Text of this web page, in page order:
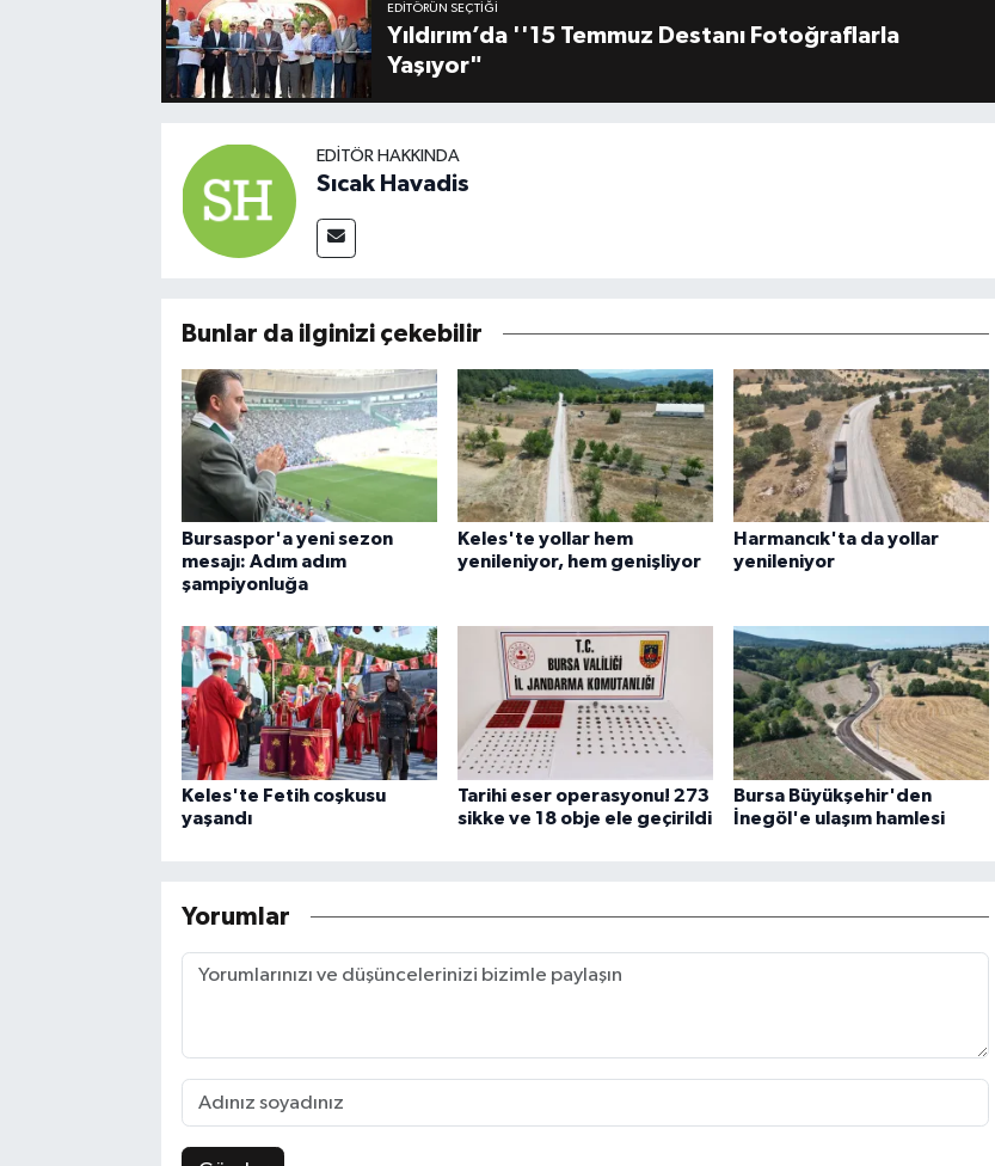
EDITÖRÜN SEÇTIĞI
Yıldırım’da ''15 Temmuz Destanı Fotoğraflarla
Yaşıyor"
EDITÖR HAKKINDA
Sıcak Havadis
Bunlar da ilginizi çekebilir
Bursaspor'a yeni sezon
mesajı: Adım adım
şampiyonluğa
Keles'te yollar hem
yenileniyor, hem genişliyor
Harmancık'ta da yollar
yenileniyor
Keles'te Fetih coşkusu
yaşandı
Tarihi eser operasyonu! 273
sikke ve 18 obje ele geçirildi
Bursa Büyükşehir'den
İnegöl'e ulaşım hamlesi
Yorumlar